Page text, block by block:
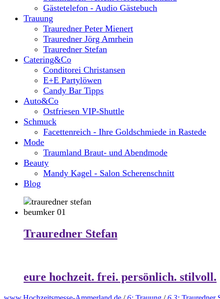
Gästetelefon - Audio Gästebuch
Trauung
Trauredner Peter Mienert
Trauredner Jörg Amrhein
Trauredner Stefan
Catering&Co
Conditorei Christansen
E+E Partylöwen
Candy Bar Tipps
Auto&Co
Ostfriesen VIP-Shuttle
Schmuck
Facettenreich - Ihre Goldschmiede in Rastede
Mode
Traumland Braut- und Abendmode
Beauty
Mandy Kagel - Salon Scherenschnitt
Blog
Trauredner Stefan
eure hochzeit. frei. persönlich. stilvoll.